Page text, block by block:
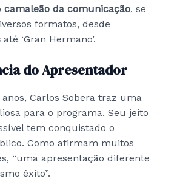
camaleão da comunicação, se
formatos, desde
até ‘Gran Hermano’.
do Apresentador
Carlos Sobera traz uma
para o programa. Seu jeito
tem conquistado o
Como afirmam muitos
“uma apresentação diferente
êxito”.